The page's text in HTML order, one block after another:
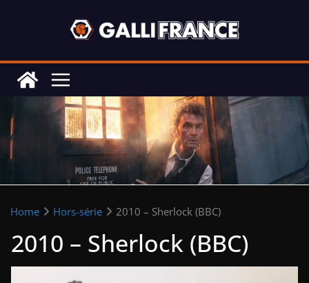
Home Hors-série 2010 – Sherlock (BBC)
2010 – Sherlock (BBC)